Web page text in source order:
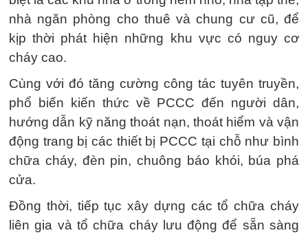
nhà ngăn phòng cho thuê và chung cư cũ, để
kịp thời phát hiện những khu vực có nguy cơ
cháy cao.
Cùng với đó tăng cường công tác tuyên truyền,
phổ biến kiến thức về PCCC đến người dân,
hướng dẫn kỹ năng thoát nạn, thoát hiểm và vận
động trang bị các thiết bị PCCC tại chỗ như bình
chữa cháy, đèn pin, chuông báo khói, búa phá
cửa.
Đồng thời, tiếp tục xây dựng các tổ chữa cháy
liên gia và tổ chữa cháy lưu động để sẵn sàng